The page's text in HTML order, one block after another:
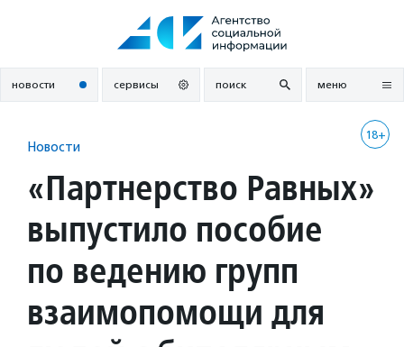
новости сервисы поиск меню
18+
Новости
«Партнерство Равных»
выпустило пособие
по ведению групп
взаимопомощи для